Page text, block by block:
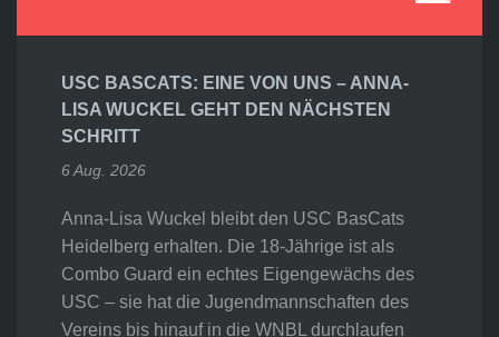
USC BASCATS: EINE VON UNS – ANNA-
LISA WUCKEL GEHT DEN NÄCHSTEN
SCHRITT
6 Aug. 2026
Anna-Lisa Wuckel bleibt den USC BasCats
Heidelberg erhalten. Die 18-Jährige ist als
Combo Guard ein echtes Eigengewächs des
USC – sie hat die Jugendmannschaften des
Vereins bis hinauf in die WNBL durchlaufen